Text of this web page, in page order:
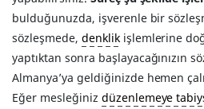
bulduğunuzda, işverenle bir
sözleşmede, denklikişlemlerine
yaptıktan sonra başlayacağınızın
Almanya’ya geldiğinizde hemen
Eğer mesleğiniz düzenlemeye